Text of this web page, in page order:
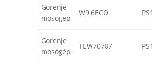
Gorenje
mosógép
W9.6ECO
Gorenje
mosógép
TEW70787